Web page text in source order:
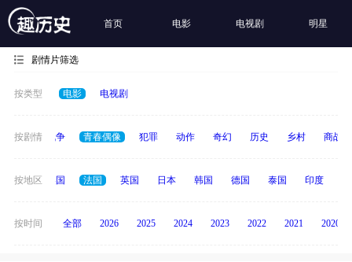
首页 电影 电视剧 明星
剧情片筛选
按类型 电影 电视剧
按剧情
古装 战争 青春偶像 犯罪 动作 奇幻 历史 乡村 商战
按地区
中国 美国 法国 英国 日本 韩国 德国 泰国 印度
按时间 全部 2026 2025 2024 2023 2022 2021 2020